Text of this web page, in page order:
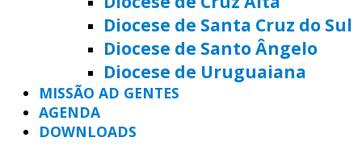
Diocese de Santa Cruz do Sul
Diocese de Santo Ângelo
Diocese de Uruguaiana
MISSÃO AD GENTES
AGENDA
DOWNLOADS